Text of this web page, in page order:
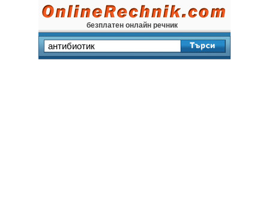
безплатен онлайн речник